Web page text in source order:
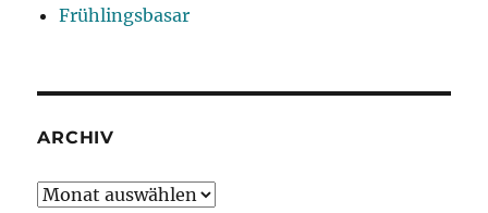
Frühlingsbasar
ARCHIV
Archiv